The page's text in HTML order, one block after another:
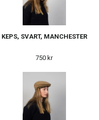
KEPS, SVART, MANCHESTER
750 kr